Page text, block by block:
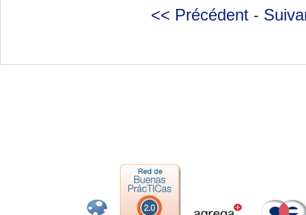
<< Précédent -